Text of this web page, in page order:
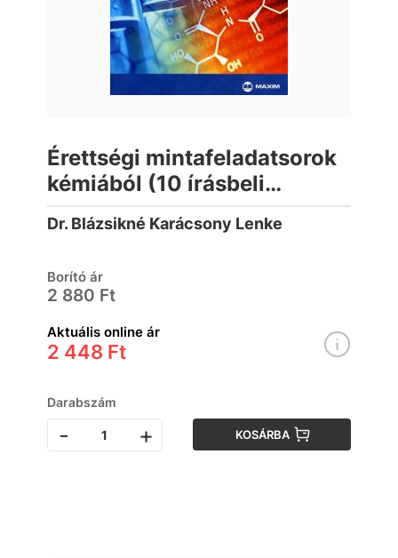
Érettségi mintafeladatsorok
kémiából (10 írásbeli
középszintű feladatsor) -
2017-től érvényes
Dr. Blázsikné Karácsony Lenke
Borító ár
2 880 Ft
Aktuális online ár
2 448 Ft
Darabszám
- + KOSÁRBA